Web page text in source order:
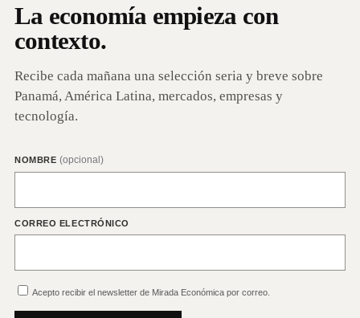
La economía empieza con
contexto.
Recibe cada mañana una selección seria y breve sobre
Panamá, América Latina, mercados, empresas y
tecnología.
NOMBRE (opcional)
CORREO ELECTRÓNICO
Acepto recibir el newsletter de Mirada Económica por correo.